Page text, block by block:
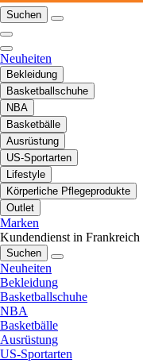
Suchen
Neuheiten
Bekleidung
Basketballschuhe
NBA
Basketbälle
Ausrüstung
US-Sportarten
Lifestyle
Körperliche Pflegeprodukte
Outlet
Marken
Kundendienst in Frankreich
Suchen
Neuheiten
Bekleidung
Basketballschuhe
NBA
Basketbälle
Ausrüstung
US-Sportarten